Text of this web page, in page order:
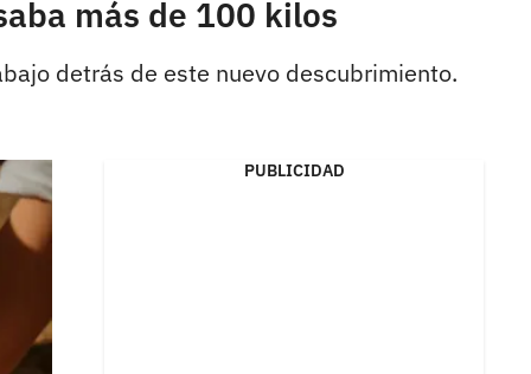
más de 100 kilos
detrás de este nuevo descubrimiento.
PUBLICIDAD